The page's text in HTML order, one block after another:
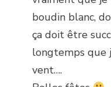
boudin blanc,
ça doit être
longtemps que
vent….